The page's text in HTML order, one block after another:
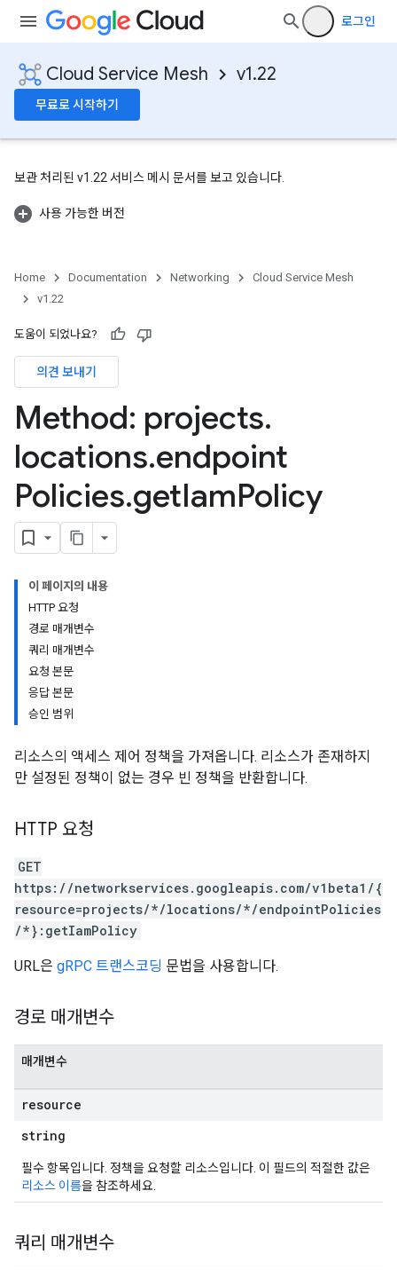
로그인
Cloud Service Mesh v1.22
무료로 시작하기
보관 처리된 v1.22 서비스 메시 문서를 보고 있습니다.
사용 가능한 버전
Home Documentation Networking
Cloud Service Mesh
v1.22
도움이 되었나요?
의견 보내기
Method: projects.
locations.endpoint
Policies.getIamPolicy
이 페이지의 내용
HTTP 요청
경로 매개변수
쿼리 매개변수
요청 본문
응답 본문
승인 범위
리소스의 액세스 제어 정책을 가져옵니다. 리소스가 존재하지
만 설정된 정책이 없는 경우 빈 정책을 반환합니다.
HTTP 요청
GET
https://networkservices.googleapis.com/v1beta1/{
resource=projects/*/locations/*/endpointPolicies
/*}:getIamPolicy
URL은 gRPC 트랜스코딩 문법을 사용합니다.
경로 매개변수
매개변수
resource
string
필수 항목입니다. 정책을 요청할 리소스입니다. 이 필드의 적절한 값은
리소스 이름을 참조하세요.
쿼리 매개변수